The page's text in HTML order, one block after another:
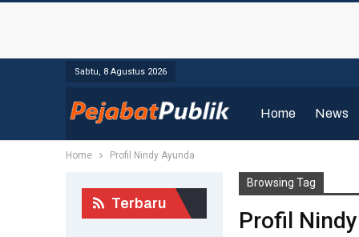
Sabtu, 8 Agustus 2026
Home News
Home Profil Nindy Ayunda
Browsing Tag
Profil
Terbaru